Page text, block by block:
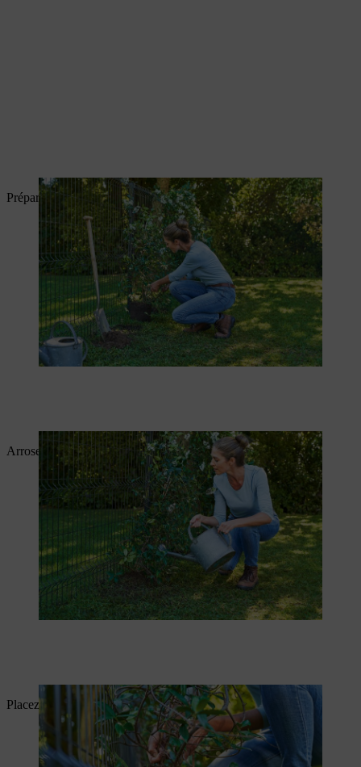
Préparez la plante à vrilles et le trou à l’avance.
Arrosez maintenant la plante.
Placez la plante à vrilles très près de la clôture.